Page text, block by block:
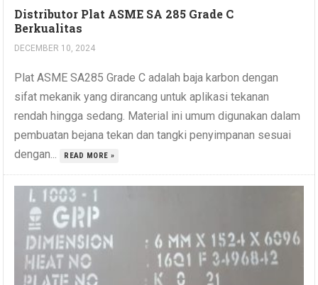
Distributor Plat ASME SA 285 Grade C
Berkualitas
DECEMBER 10, 2024
Plat ASME SA285 Grade C adalah baja karbon dengan
sifat mekanik yang dirancang untuk aplikasi tekanan
rendah hingga sedang. Material ini umum digunakan dalam
pembuatan bejana tekan dan tangki penyimpanan sesuai
dengan...
READ MORE »